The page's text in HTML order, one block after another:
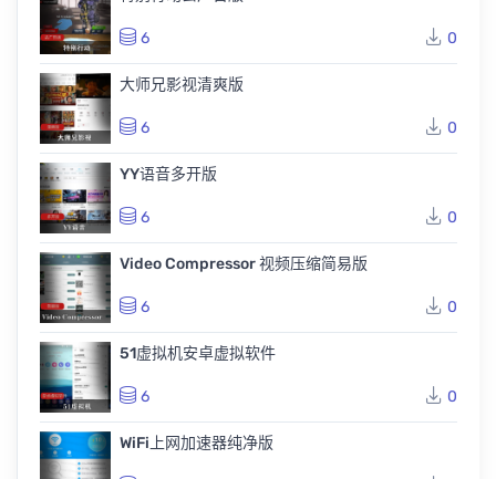
6 0
大师兄影视清爽版
6 0
YY语音多开版
6 0
Video Compressor 视频压缩简易版
6 0
51虚拟机安卓虚拟软件
6 0
WiFi上网加速器纯净版